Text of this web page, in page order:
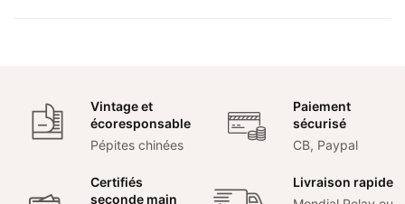
Vintage et
écoresponsable
Pépites chinées
Paiement
sécurisé
CB, Paypal
Certifiés
seconde main
Livraison rapide